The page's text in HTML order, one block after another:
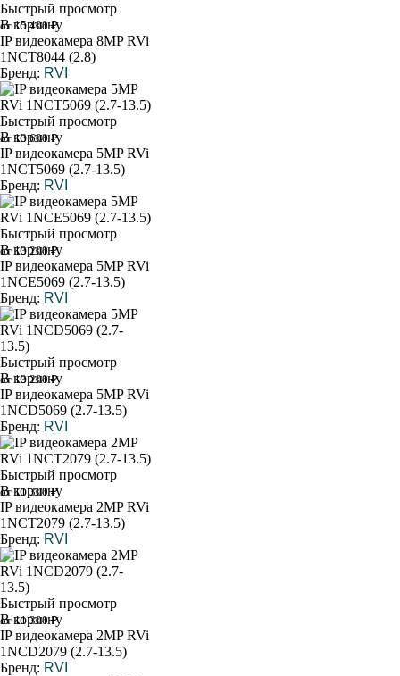
Быстрый просмотр
В корзину
от 15 400 ₽
IP видеокамера 8MP RVi
1NCT8044 (2.8)
Бренд: RVI
Быстрый просмотр
В корзину
от 13 600 ₽
IP видеокамера 5MP RVi
1NCT5069 (2.7-13.5)
Бренд: RVI
Быстрый просмотр
В корзину
от 13 200 ₽
IP видеокамера 5MP RVi
1NCE5069 (2.7-13.5)
Бренд: RVI
Быстрый просмотр
В корзину
от 13 200 ₽
IP видеокамера 5MP RVi
1NCD5069 (2.7-13.5)
Бренд: RVI
Быстрый просмотр
В корзину
от 11 300 ₽
IP видеокамера 2MP RVi
1NCT2079 (2.7-13.5)
Бренд: RVI
Быстрый просмотр
В корзину
от 11 300 ₽
IP видеокамера 2MP RVi
1NCD2079 (2.7-13.5)
Бренд: RVI